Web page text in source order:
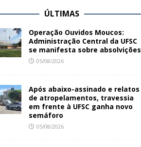
ÚLTIMAS
Operação Ouvidos Moucos:
Administração Central da UFSC
se manifesta sobre absolvições
05/08/2026
Após abaixo-assinado e relatos
de atropelamentos, travessia
em frente à UFSC ganha novo
semáforo
05/08/2026